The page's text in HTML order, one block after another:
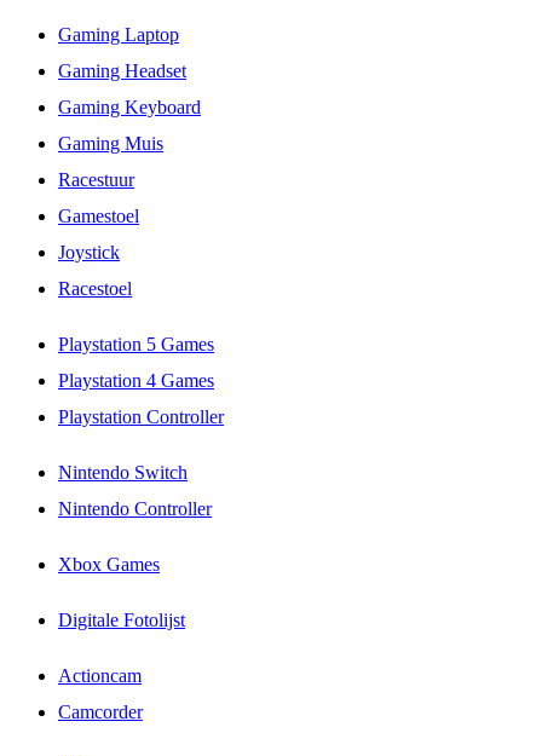
Gaming Laptop
Gaming Headset
Gaming Keyboard
Gaming Muis
Racestuur
Gamestoel
Joystick
Racestoel
Playstation 5 Games
Playstation 4 Games
Playstation Controller
Nintendo Switch
Nintendo Controller
Xbox Games
Digitale Fotolijst
Actioncam
Camcorder